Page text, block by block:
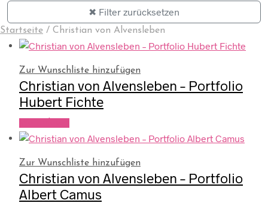
✖ Filter zurücksetzen
Startseite / Christian von Alvensleben
Zur Wunschliste hinzufügen
Christian von Alvensleben – Portfolio
Hubert Fichte
Zur Wunschliste hinzufügen
Christian von Alvensleben – Portfolio
Albert Camus